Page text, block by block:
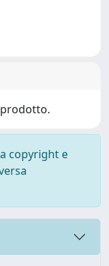
copyright e